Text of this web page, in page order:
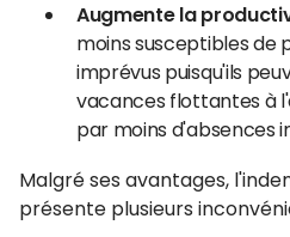
Augmente la
moins susceptibles de
imprévus puisqu'ils
vacances flottantes à
par moins d'absences
Malgré ses avantages,
présente plusieurs